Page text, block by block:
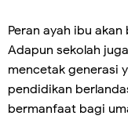
Peran ayah ibu
Adapun sekolah
mencetak generasi
pendidikan
bermanfaat bagi